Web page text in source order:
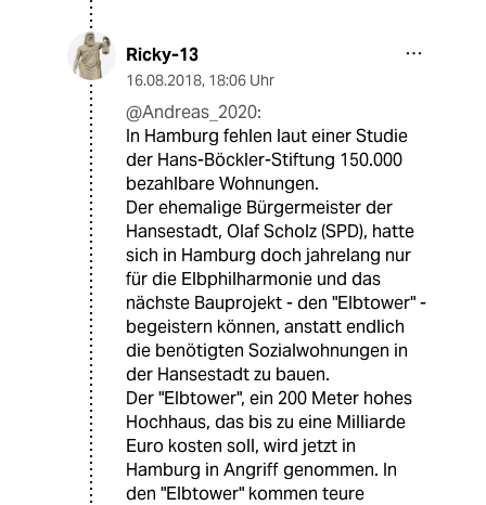
Ricky-13
16.08.2018, 18:06 Uhr
@Andreas_2020:
In Hamburg fehlen laut einer Studie
der Hans-Böckler-Stiftung 150.000
bezahlbare Wohnungen.
Der ehemalige Bürgermeister der
Hansestadt, Olaf Scholz (SPD), hatte
sich in Hamburg doch jahrelang nur
für die Elbphilharmonie und das
nächste Bauprojekt - den "Elbtower" -
begeistern können, anstatt endlich
die benötigten Sozialwohnungen in
der Hansestadt zu bauen.
Der "Elbtower", ein 200 Meter hohes
Hochhaus, das bis zu eine Milliarde
Euro kosten soll, wird jetzt in
Hamburg in Angriff genommen. In
den "Elbtower" kommen teure